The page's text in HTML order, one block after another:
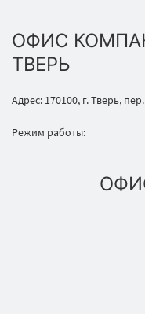
ОФИС
ТВЕРЬ
Адрес: 170100, г. Тверь,
Режим работы: